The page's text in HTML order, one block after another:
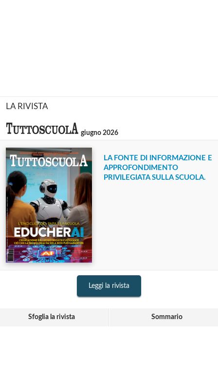
LA RIVISTA
giugno 2026
LA FONTE DI INFORMAZIONE E
APPROFONDIMENTO
PRIVILEGIATA SULLA SCUOLA.
Leggi la rivista
Sfoglia la rivista Sommario